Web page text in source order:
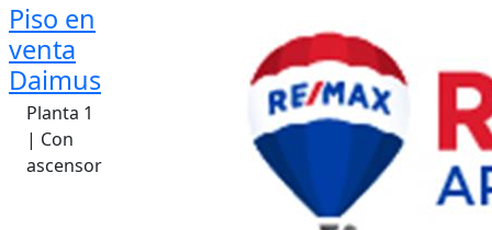
Piso en
venta
Daimus
Planta 1
| Con
ascensor